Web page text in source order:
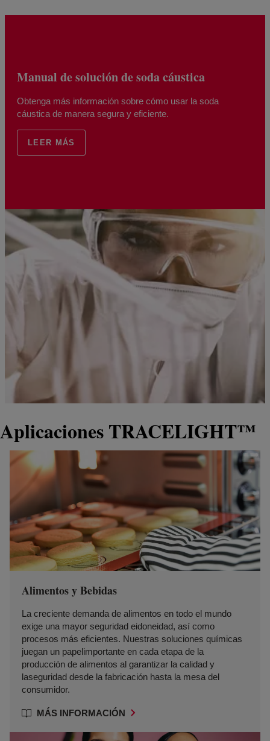
Manual de solución de soda cáustica
Obtenga más información sobre cómo usar la soda
cáustica de manera segura y eficiente.
LEER MÁS
Aplicaciones TRACELIGHT™
Alimentos y Bebidas
La creciente demanda de alimentos en todo el mundo
exige una mayor seguridad eidoneidad, así como
procesos más eficientes. Nuestras soluciones químicas
juegan un papelimportante en cada etapa de la
producción de alimentos al garantizar la calidad y
laseguridad desde la fabricación hasta la mesa del
consumidor.
MÁS INFORMACIÓN